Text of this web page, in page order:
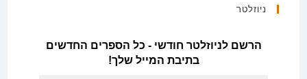
עירובין,
נדרים,
גיטין,
ניוזלטר
הרשם לניוזלטר חודשי - כל הספרים החדשים
בתיבת המייל שלך!